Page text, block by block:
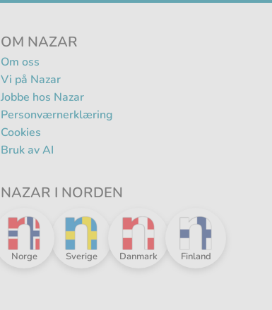
OM NAZAR
Om oss
Vi på Nazar
Jobbe hos Nazar
Personværnerklæring
Cookies
Bruk av AI
NAZAR I NORDEN
Nazar
Sverige
Nazar
Danmark
Nazar
Finland
Nazar
Norge